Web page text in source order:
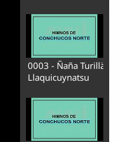
0003 - Ñaña Turillä
Llaquicuynatsu